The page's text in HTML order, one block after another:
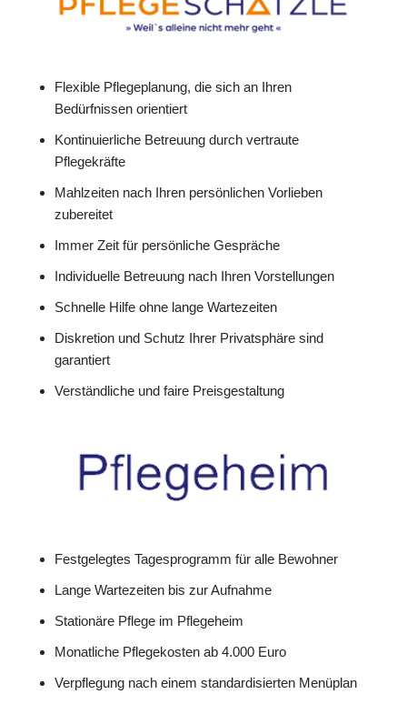
Flexible Pflegeplanung, die sich an Ihren
Bedürfnissen orientiert
Kontinuierliche Betreuung durch vertraute
Pflegekräfte
Mahlzeiten nach Ihren persönlichen Vorlieben
zubereitet
Immer Zeit für persönliche Gespräche
Individuelle Betreuung nach Ihren Vorstellungen
Schnelle Hilfe ohne lange Wartezeiten
Diskretion und Schutz Ihrer Privatsphäre sind
garantiert
Verständliche und faire Preisgestaltung
Festgelegtes Tagesprogramm für alle Bewohner
Lange Wartezeiten bis zur Aufnahme
Stationäre Pflege im Pflegeheim
Monatliche Pflegekosten ab 4.000 Euro
Verpflegung nach einem standardisierten Menüplan